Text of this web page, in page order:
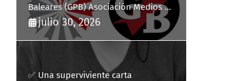
Baleares (GPB) Asociación Medios de
Comunicación Digitales
julio 30, 2026
✅ Una superviviente carta